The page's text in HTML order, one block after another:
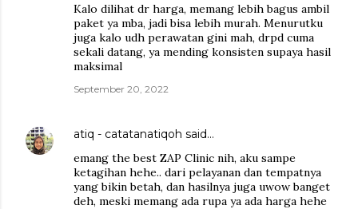
Kalo dilihat dr harga, memang lebih bagus ambil
paket ya mba, jadi bisa lebih murah. Menurutku
juga kalo udh perawatan gini mah, drpd cuma
sekali datang, ya mending konsisten supaya hasil
maksimal
September 20, 2022
atiq - catatanatiqoh said…
emang the best ZAP Clinic nih, aku sampe
ketagihan hehe.. dari pelayanan dan tempatnya
yang bikin betah, dan hasilnya juga uwow banget
deh, meski memang ada rupa ya ada harga hehe